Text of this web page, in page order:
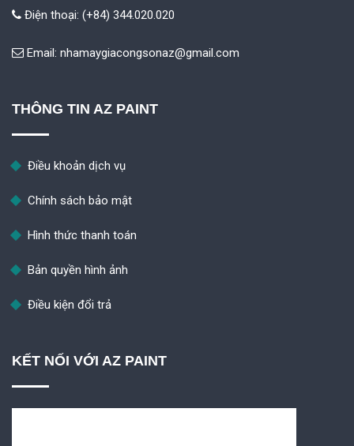
Điện thoại: (+84) 344.020.020
Email: nhamaygiacongsonaz@gmail.com
THÔNG TIN AZ PAINT
Điều khoản dịch vụ
Chính sách bảo mật
Hình thức thanh toán
Bản quyền hình ảnh
Điều kiện đổi trả
KẾT NỐI VỚI AZ PAINT